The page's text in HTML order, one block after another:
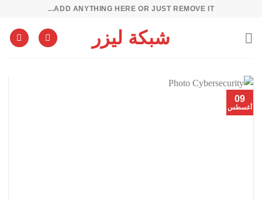
ADD ANYTHING HERE OR JUST REMOVE IT...
شبكة ليزر
09
أغسطس